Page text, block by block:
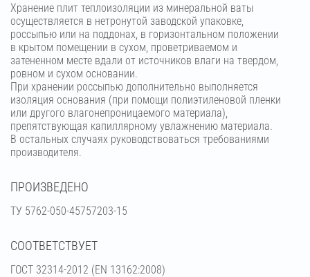
Хранение плит теплоизоляции из минеральной ваты
осуществляется в нетронутой заводской упаковке,
россыпью или на поддонах, в горизонтальном положении
в крытом помещении в сухом, проветриваемом и
затененном месте вдали от источников влаги на твердом,
ровном и сухом основании.
При хранении россыпью дополнительно выполняется
изоляция основания (при помощи полиэтиленовой пленки
или другого влагонепроницаемого материала),
препятствующая капиллярному увлажнению материала.
В остальных случаях руководствоваться требованиями
производителя.
ПРОИЗВЕДЕНО
ТУ 5762-050-45757203-15
СООТВЕТСТВУЕТ
ГОСТ 32314-2012 (ЕN 13162:2008)